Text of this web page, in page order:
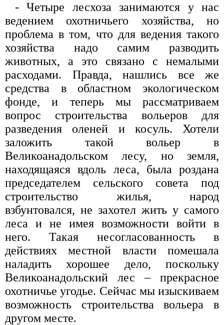
- Четыре лесхоза занимаются у нас
ведением охотничьего хозяйства, но
проблема в том, что для ведения такого
хозяйства надо самим разводить
животных, а это связано с немалыми
расходами. Правда, нашлись все же
средства в областном экологическом
фонде, и теперь мы рассматриваем
вопрос строительства вольеров для
разведения оленей и косуль. Хотели
заложить такой вольер в
Великоанадольском лесу, но земля,
находящаяся вдоль леса, была роздана
председателем сельского совета под
строительство жилья, народ
взбунтовался, не захотел жить у самого
леса и не имея возможности войти в
него. Такая несогласованность в
действиях местной власти помешала
наладить хорошее дело, поскольку
Великоанадольский лес – прекрасное
охотничье угодье. Сейчас мы изыскиваем
возможность строительства вольера в
другом месте.